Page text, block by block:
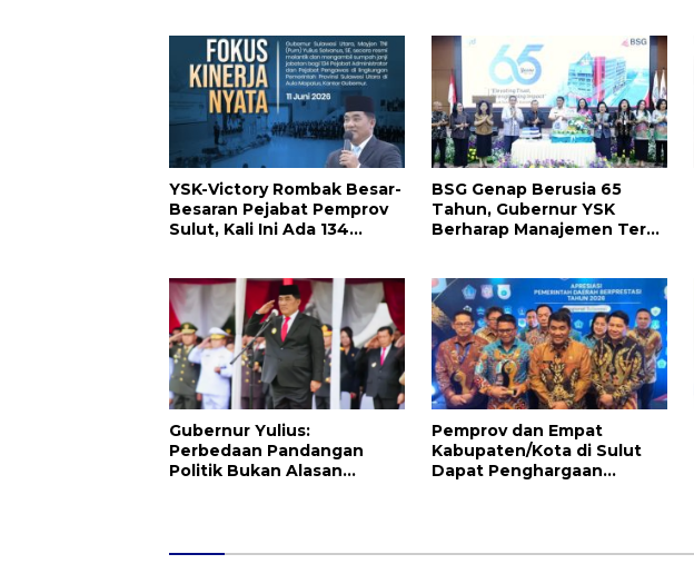
Presiden Prabowo
YSK-Victory Rombak Besar-
Besaran Pejabat Pemprov
Sulut, Kali Ini Ada 134
BSG Genap Berusia 65
Tahun, Gubernur YSK
Berharap Manajemen Terus
Gubernur Yulius:
Perbedaan Pandangan
Politik Bukan Alasan
Pemprov dan Empat
Kabupaten/Kota di Sulut
Dapat Penghargaan